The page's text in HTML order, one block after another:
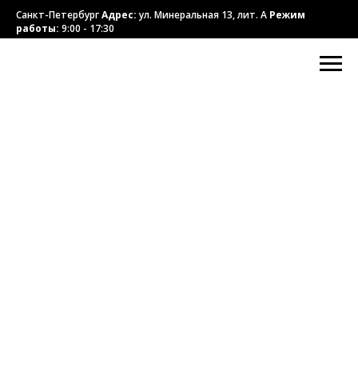
Санкт-ПетербургАдрес:ул. Минеральная 13, лит. А Режим
работы: 9:00 - 17:30